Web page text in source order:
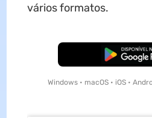
vários formatos.
Baixar
Windows • macOS • iOS •